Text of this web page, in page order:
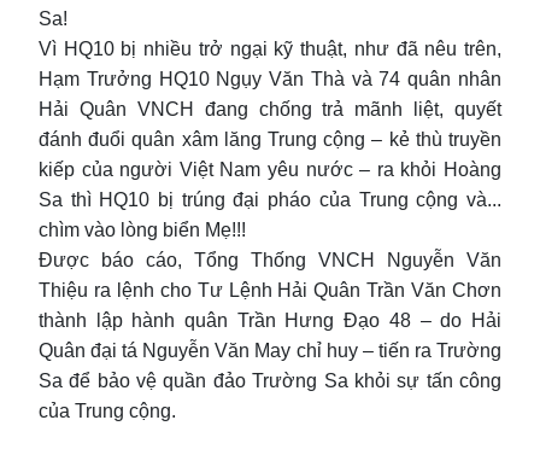
Sa!
Vì HQ10 bị nhiều trở ngại kỹ thuật, như đã nêu trên,
Hạm Trưởng HQ10 Ngụy Văn Thà và 74 quân nhân
Hải Quân VNCH đang chống trả mãnh liệt, quyết
đánh đuổi quân xâm lăng Trung cộng – kẻ thù truyền
kiếp của người Việt Nam yêu nước – ra khỏi Hoàng
Sa thì HQ10 bị trúng đại pháo của Trung cộng và...
chìm vào lòng biển Mẹ!!!
Được báo cáo, Tổng Thống VNCH Nguyễn Văn
Thiệu ra lệnh cho Tư Lệnh Hải Quân Trần Văn Chơn
thành lập hành quân Trần Hưng Đạo 48 – do Hải
Quân đại tá Nguyễn Văn May chỉ huy – tiến ra Trường
Sa để bảo vệ quần đảo Trường Sa khỏi sự tấn công
của Trung cộng.